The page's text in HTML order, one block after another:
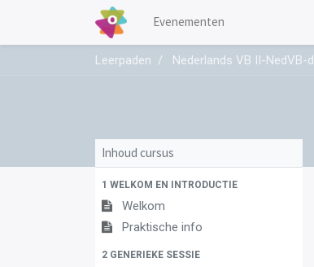
Evenementen
Leerpaden Nederlands VB II-NedVB-d
Inhoud cursus
1 WELKOM EN INTRODUCTIE
Welkom
Praktische info
2 GENERIEKE SESSIE